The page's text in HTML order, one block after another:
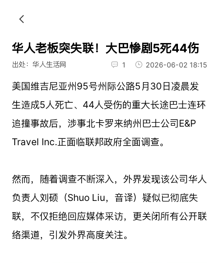
华人老板突失联！大巴惨剧5死44伤
出处：华人生活网 1 2026-06-02 18:15
美国维吉尼亚州95号州际公路5月30日凌晨发
生造成5人死亡、44人受伤的重大长途巴士连环
追撞事故后，涉事北卡罗来纳州巴士公司E&P
Travel Inc.正面临联邦政府全面调查。
然而，随着调查不断深入，外界发现该公司华人
负责人刘硕（Shuo Liu，音译）疑似已彻底失
联，不仅拒绝回应媒体采访，更关闭所有公开联
络渠道，引发外界高度关注。